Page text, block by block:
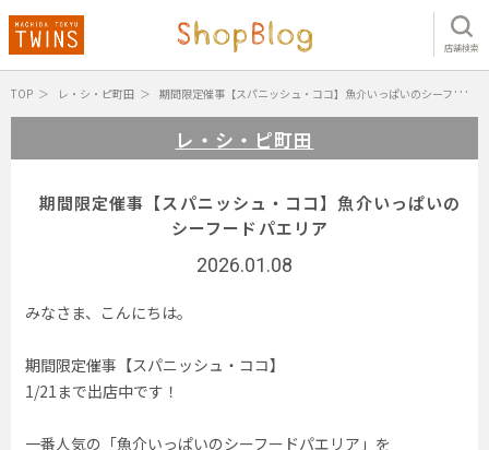
店舗検索
TOP レ・シ・ピ町田 期間限定催事【スパニッシュ・ココ】魚介いっぱいのシーフードパエリア
レ・シ・ピ町田
期間限定催事【スパニッシュ・ココ】魚介いっぱいの
シーフードパエリア
2026.01.08
みなさま、こんにちは。
期間限定催事【スパニッシュ・ココ】
1/21まで出店中です！
一番人気の「魚介いっぱいのシーフードパエリア」を